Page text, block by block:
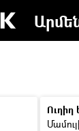
Ուղիղ